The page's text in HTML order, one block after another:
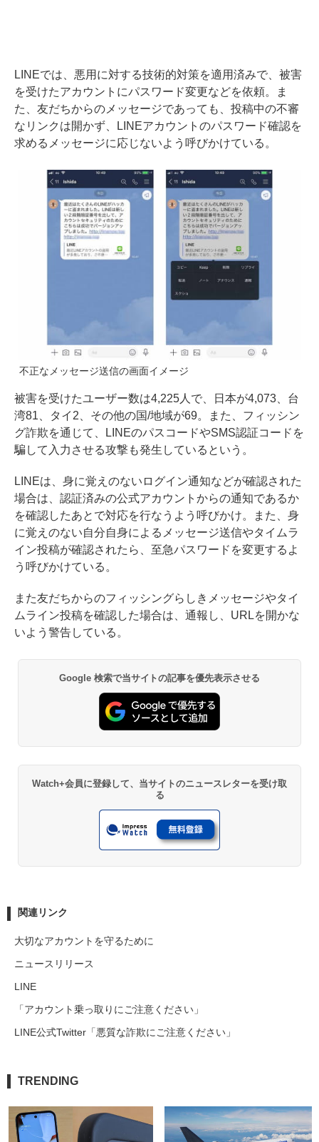
LINEでは、悪用に対する技術的対策を適用済みで、被害
を受けたアカウントにパスワード変更などを依頼。ま
た、友だちからのメッセージであっても、投稿中の不審
なリンクは開かず、LINEアカウントのパスワード確認を
求めるメッセージに応じないよう呼びかけている。
不正なメッセージ送信の画面イメージ
被害を受けたユーザー数は4,225人で、日本が4,073、台
湾81、タイ2、その他の国/地域が69。また、フィッシン
グ詐欺を通じて、LINEのパスコードやSMS認証コードを
騙して入力させる攻撃も発生しているという。
LINEは、身に覚えのないログイン通知などが確認された
場合は、認証済みの公式アカウントからの通知であるか
を確認したあとで対応を行なうよう呼びかけ。また、身
に覚えのない自分自身によるメッセージ送信やタイムラ
イン投稿が確認されたら、至急パスワードを変更するよ
う呼びかけている。
また友だちからのフィッシングらしきメッセージやタイ
ムライン投稿を確認した場合は、通報し、URLを開かな
いよう警告している。
Google 検索で当サイトの記事を優先表示させる
Watch+会員に登録して、当サイトのニュースレターを受け取
る
関連リンク
大切なアカウントを守るために
ニュースリリース
LINE
「アカウント乗っ取りにご注意ください」
LINE公式Twitter「悪質な詐欺にご注意ください」
TRENDING